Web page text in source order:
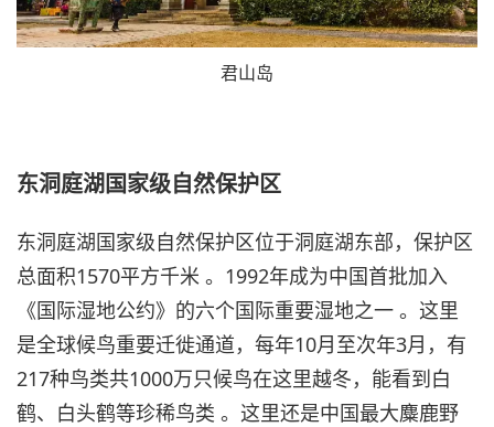
君山岛
东洞庭湖国家级自然保护区
东洞庭湖国家级自然保护区位于洞庭湖东部，保护区
总面积1570平方千米 。1992年成为中国首批加入
《国际湿地公约》的六个国际重要湿地之一 。这里
是全球候鸟重要迁徙通道，每年10月至次年3月，有
217种鸟类共1000万只候鸟在这里越冬，能看到白
鹤、白头鹤等珍稀鸟类 。这里还是中国最大麋鹿野